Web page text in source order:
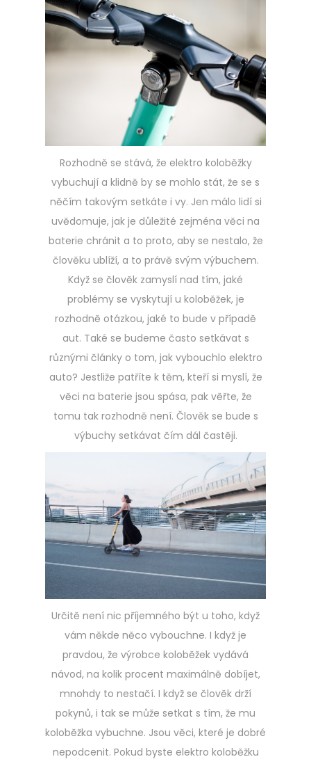
Rozhodně se stává, že elektro koloběžky
vybuchují a klidně by se mohlo stát, že se s
něčím takovým setkáte i vy. Jen málo lidí si
uvědomuje, jak je důležité zejména věci na
baterie chránit a to proto, aby se nestalo, že
člověku ublíží, a to právě svým výbuchem.
Když se člověk zamyslí nad tím, jaké
problémy se vyskytují u koloběžek, je
rozhodně otázkou, jaké to bude v případě
aut. Také se budeme často setkávat s
různými články o tom, jak vybouchlo elektro
auto? Jestliže patříte k těm, kteří si myslí, že
věci na baterie jsou spása, pak věřte, že
tomu tak rozhodně není. Člověk se bude s
výbuchy setkávat čím dál častěji.
Určitě není nic příjemného být u toho, když
vám někde něco vybouchne. I když je
pravdou, že výrobce koloběžek vydává
návod, na kolik procent maximálně dobíjet,
mnohdy to nestačí. I když se člověk drží
pokynů, i tak se může setkat s tím, že mu
koloběžka vybuchne. Jsou věci, které je dobré
nepodcenit. Pokud byste elektro koloběžku